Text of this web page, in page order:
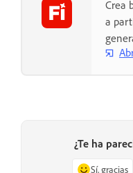
Crea
a
¿Te ha
Sí, gracias